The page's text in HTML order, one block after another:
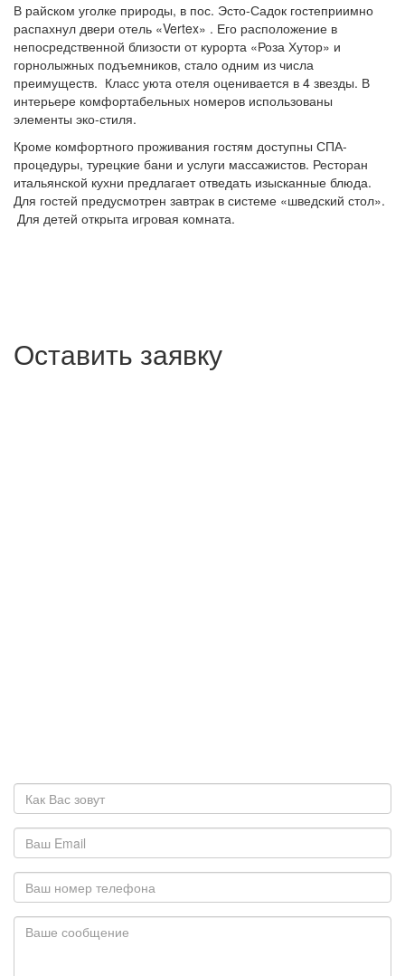
В райском уголке природы, в пос. Эсто-Садок гостеприимно
распахнул двери отель «Vertex» . Его расположение в
непосредственной близости от курорта «Роза Хутор» и
горнолыжных подъемников, стало одним из числа
преимуществ. Класс уюта отеля оценивается в 4 звезды. В
интерьере комфортабельных номеров использованы
элементы эко-стиля.
Кроме комфортного проживания гостям доступны СПА-
процедуры, турецкие бани и услуги массажистов. Ресторан
итальянской кухни предлагает отведать изысканные блюда.
Для гостей предусмотрен завтрак в системе «шведский стол».
Для детей открыта игровая комната.
Оставить заявку